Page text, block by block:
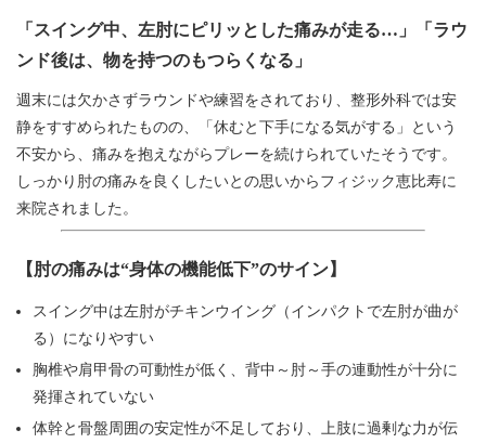
「スイング中、左肘にピリッとした痛みが走る…」「ラウ
ンド後は、物を持つのもつらくなる」
週末には欠かさずラウンドや練習をされており、整形外科では安
静をすすめられたものの、「休むと下手になる気がする」という
不安から、痛みを抱えながらプレーを続けられていたそうです。
しっかり肘の痛みを良くしたいとの思いからフィジック恵比寿に
来院されました。
【肘の痛みは“身体の機能低下”のサイン】
スイング中は左肘がチキンウイング（インパクトで左肘が曲が
る）になりやすい
胸椎や肩甲骨の可動性が低く、背中～肘～手の連動性が十分に
発揮されていない
体幹と骨盤周囲の安定性が不足しており、上肢に過剰な力が伝